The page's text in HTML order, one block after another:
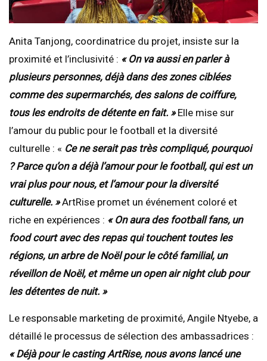
Anita Tanjong, coordinatrice du projet, insiste sur la
proximité et l’inclusivité : « On va aussi en parler à
plusieurs personnes, déjà dans des zones ciblées
comme des supermarchés, des salons de coiffure,
tous les endroits de détente en fait. »Elle mise sur
l’amour du public pour le football et la diversité
culturelle : « Ce ne serait pas très compliqué, pourquoi
? Parce qu’on a déjà l’amour pour le football, qui est un
vrai plus pour nous, et l’amour pour la diversité
culturelle. »ArtRise promet un événement coloré et
riche en expériences : « On aura des football fans, un
food court avec des repas qui touchent toutes les
régions, un arbre de Noël pour le côté familial, un
réveillon de Noël, et même un open air night club pour
les détentes de nuit. »
Le responsable marketing de proximité, Angile Ntyebe, a
détaillé le processus de sélection des ambassadrices :
« Déjà pour le casting ArtRise, nous avons lancé une